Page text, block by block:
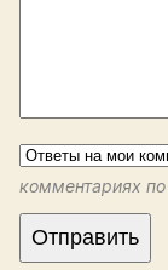
комментариях по